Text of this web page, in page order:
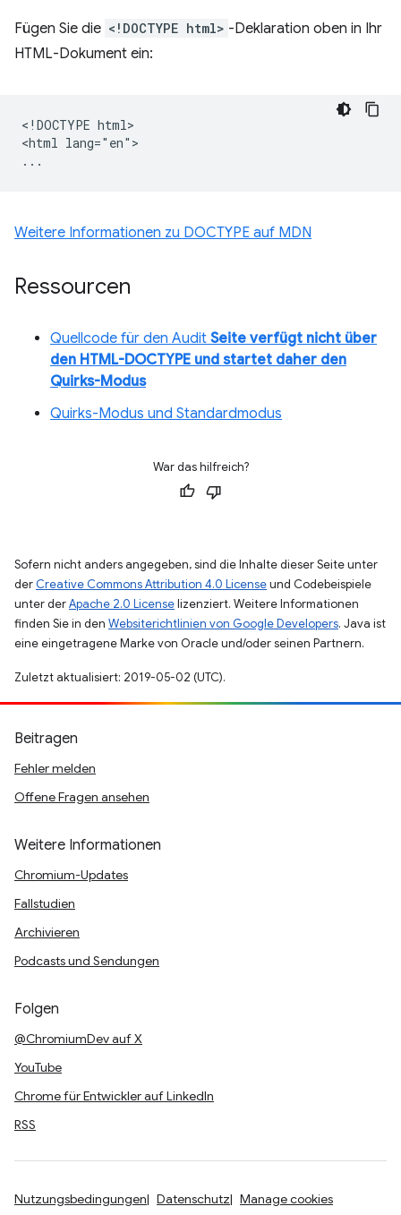
Fügen Sie die <!DOCTYPE html> -Deklaration oben in Ihr
HTML-Dokument ein:
<!DOCTYPE html>
<html lang="en">
Weitere Informationen zu DOCTYPE auf MDN
Ressourcen
Quellcode für den Audit Seite verfügt nicht über
den HTML-DOCTYPE und startet daher den
Quirks-Modus
Quirks-Modus und Standardmodus
War das hilfreich?
Sofern nicht anders angegeben, sind die Inhalte dieser Seite unter
der Creative Commons Attribution 4.0 Licenseund Codebeispiele
unter derApache 2.0 Licenselizenziert. Weitere Informationen
finden Sie in den Websiterichtlinien von Google Developers. Java ist
eine eingetragene Marke von Oracle und/oder seinen Partnern.
Zuletzt aktualisiert: 2019-05-02 (UTC).
Beitragen
Fehler melden
Offene Fragen ansehen
Weitere Informationen
Chromium-Updates
Fallstudien
Archivieren
Podcasts und Sendungen
Folgen
@ChromiumDev auf X
YouTube
Chrome für Entwickler auf LinkedIn
RSS
Nutzungsbedingungen Datenschutz Manage cookies